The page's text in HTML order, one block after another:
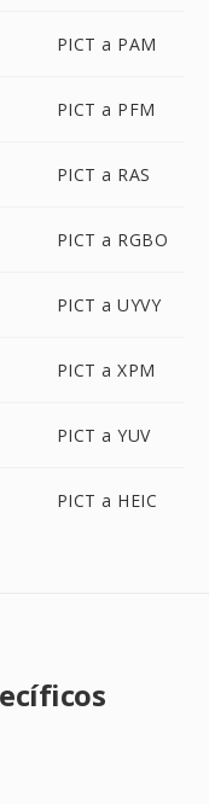
PICT a PAM
PICT a PFM
PICT a RAS
PICT a RGBO
PICT a UYVY
PICT a XPM
PICT a YUV
PICT a HEIC